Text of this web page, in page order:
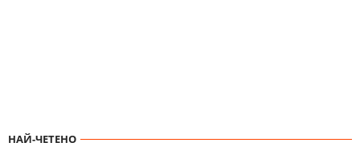
НАЙ-ЧЕТЕНО